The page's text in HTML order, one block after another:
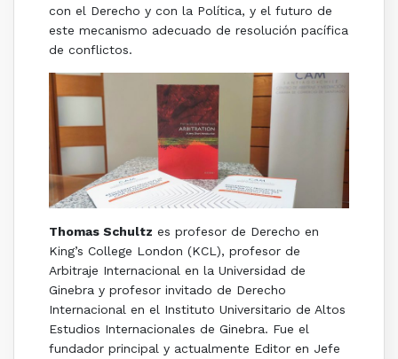
con el Derecho y con la Política, y el futuro de
este mecanismo adecuado de resolución pacífica
de conflictos.
Thomas Schultz es profesor de Derecho en
King’s College London (KCL), profesor de
Arbitraje Internacional en la Universidad de
Ginebra y profesor invitado de Derecho
Internacional en el Instituto Universitario de Altos
Estudios Internacionales de Ginebra. Fue el
fundador principal y actualmente Editor en Jefe